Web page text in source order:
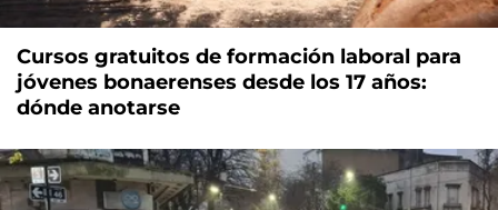
Cursos gratuitos de formación laboral para
jóvenes bonaerenses desde los 17 años:
dónde anotarse